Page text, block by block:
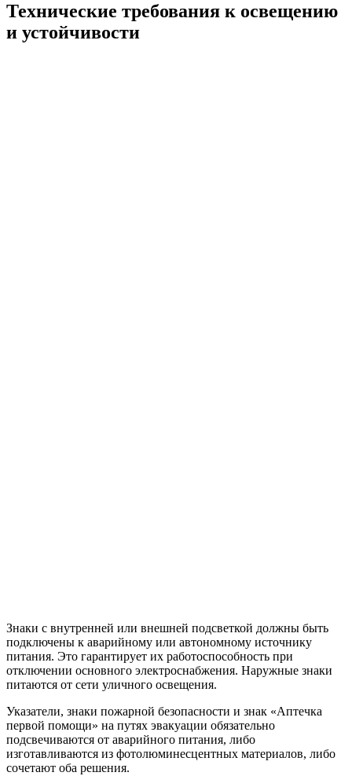
Технические требования к освещению
и устойчивости
Знаки с внутренней или внешней подсветкой должны быть
подключены к аварийному или автономному источнику
питания. Это гарантирует их работоспособность при
отключении основного электроснабжения. Наружные знаки
питаются от сети уличного освещения.
Указатели, знаки пожарной безопасности и знак «Аптечка
первой помощи» на путях эвакуации обязательно
подсвечиваются от аварийного питания, либо
изготавливаются из фотолюминесцентных материалов, либо
сочетают оба решения.